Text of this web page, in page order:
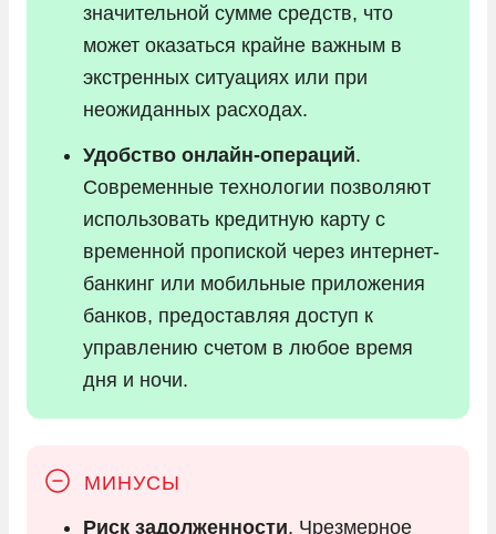
значительной сумме средств, что
может оказаться крайне важным в
экстренных ситуациях или при
неожиданных расходах.
Удобство онлайн-операций.
Современные технологии позволяют
использовать кредитную карту с
временной пропиской через интернет-
банкинг или мобильные приложения
банков, предоставляя доступ к
управлению счетом в любое время
дня и ночи.
Риск задолженности. Чрезмерное